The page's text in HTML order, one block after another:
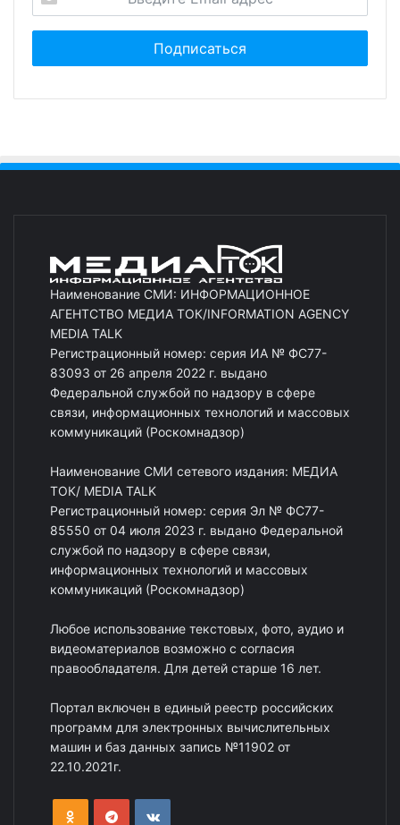
Наименование СМИ: ИНФОРМАЦИОННОЕ
АГЕНТСТВО МЕДИА ТОК/INFORMATION AGENCY
MEDIA TALK
Регистрационный номер: серия ИА № ФС77-
83093 от 26 апреля 2022 г. выдано
Федеральной службой по надзору в сфере
связи, информационных технологий и массовых
коммуникаций (Роскомнадзор)
Наименование СМИ сетевого издания: МЕДИА
ТОК/ MEDIA TALK
Регистрационный номер: серия Эл № ФС77-
85550 от 04 июля 2023 г. выдано Федеральной
службой по надзору в сфере связи,
информационных технологий и массовых
коммуникаций (Роскомнадзор)
Любое использование текстовых, фото, аудио и
видеоматериалов возможно с согласия
правообладателя. Для детей старше 16 лет.
Портал включен в единый реестр российских
программ для электронных вычислительных
машин и баз данных запись №11902 от
22.10.2021г.